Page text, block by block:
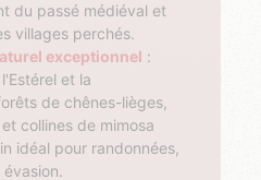
du passé médiéval et
villages perchés.
exceptionnel :
et la
de chênes-lièges,
collines de mimosa
idéal pour randonnées,